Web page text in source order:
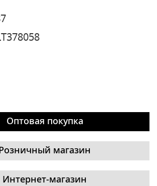
Оптовая покупка
Розничный магазин
Интернет-магазин